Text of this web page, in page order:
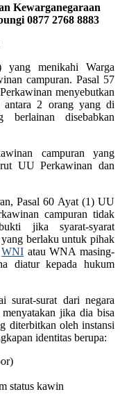
Kewarganegaraan
0877 2768 8883
yang menikahi Warga
campuran. Pasal 57
menyebutkan
antara 2 orang yang di
disebabkan
campuran yang
UU Perkawinan dan
Pasal 60 Ayat (1) UU
campuran tidak
jika syarat-syarat
berlaku untuk pihak
WNI atau WNA masing-
diatur kepada hukum
surat-surat dari negara
jika dia bisa
diterbitkan oleh instansi
identitas berupa:
status kawin